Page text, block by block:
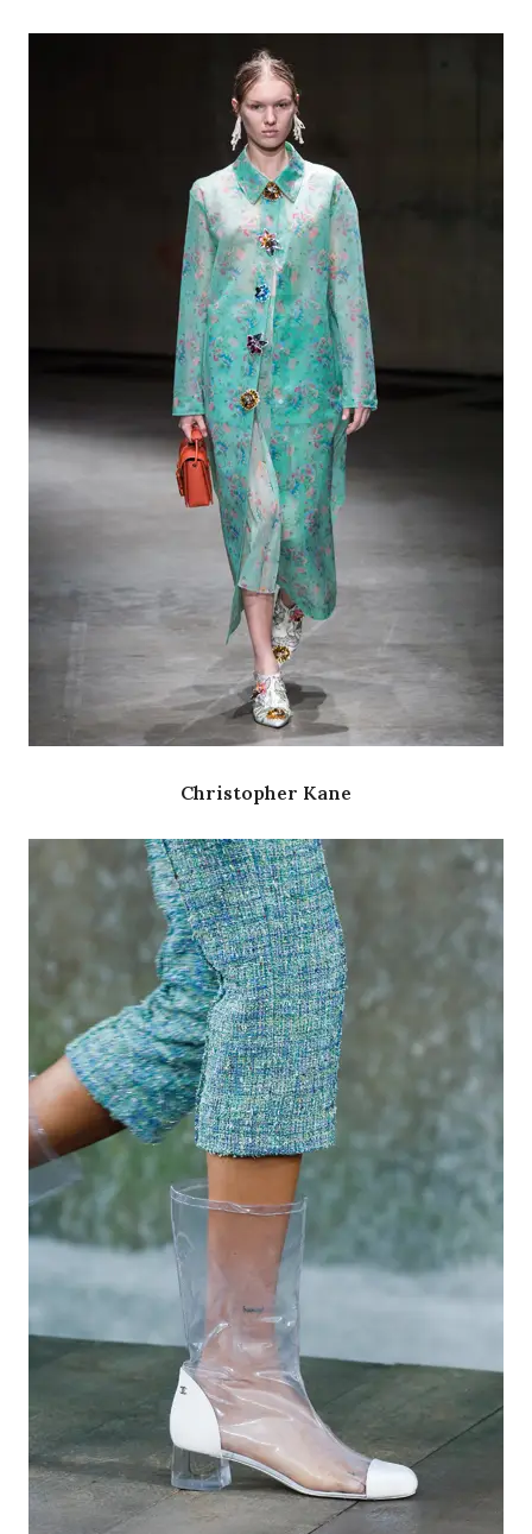
Christopher Kane